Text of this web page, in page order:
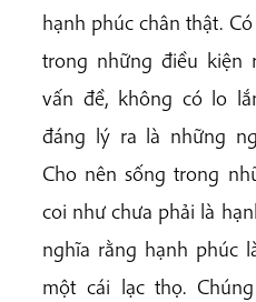
hạnh phúc chân thật.
trong những điều kiện
vấn đề, không có lo
đáng lý ra là những
Cho nên sống trong
coi như chưa phải là
nghĩa rằng hạnh phúc
một cái lạc thọ.